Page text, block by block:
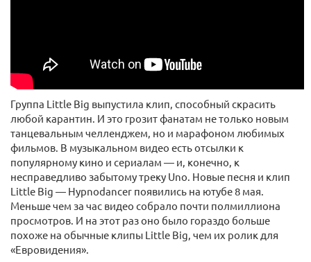
Группа Little Big выпустила клип, способный скрасить
любой карантин. И это грозит фанатам не только новым
танцевальным челленджем, но и марафоном любимых
фильмов. В музыкальном видео есть отсылки к
популярному кино и сериалам — и, конечно, к
несправедливо забытому треку Uno. Новые песня и клип
Little Big — Hypnodancer появились на ютубе 8 мая.
Меньше чем за час видео собрало почти полмиллиона
просмотров. И на этот раз оно было гораздо больше
похоже на обычные клипы Little Big, чем их ролик для
«Евровидения».